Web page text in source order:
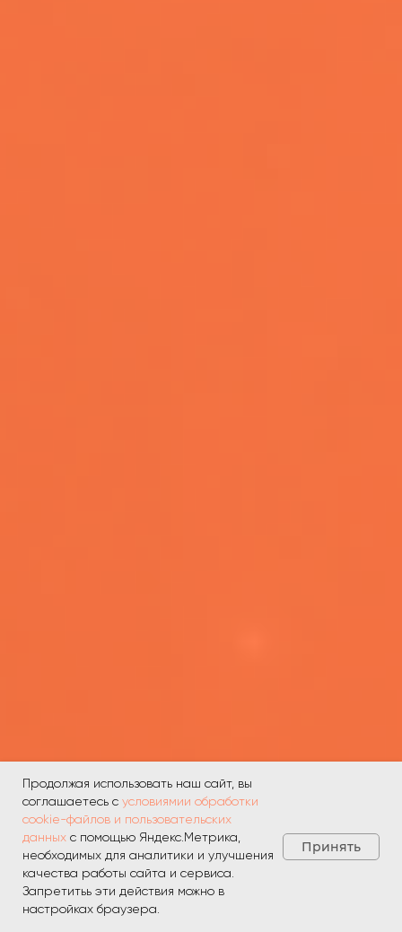
Продолжая использовать наш сайт, вы
соглашаетесь с условиямии обработки
cookie-файлов и пользовательских
данных с помощью Яндекс.Метрика,
необходимых для аналитики и улучшения
качества работы сайта и сервиса.
Запретитьь эти действия можно в
настройках браузера.
Принять